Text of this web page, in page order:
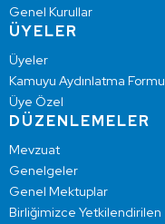
Genel Kurullar
ÜYELER
Üyeler
Kamuyu Aydınlatma Formu
Üye Özel
DÜZENLEMELER
Mevzuat
Genelgeler
Genel Mektuplar
Birliğimizce Yetkilendirilen